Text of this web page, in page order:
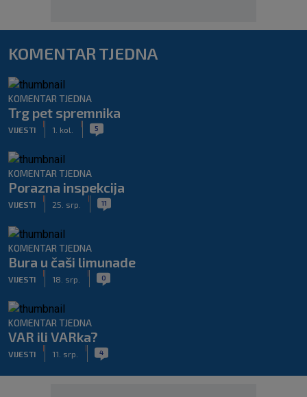
KOMENTAR TJEDNA
KOMENTAR TJEDNA
Trg pet spremnika
VIJESTI 1. kol. 5
KOMENTAR TJEDNA
Porazna inspekcija
VIJESTI 25. srp. 11
KOMENTAR TJEDNA
Bura u čaši limunade
VIJESTI 18. srp. 0
KOMENTAR TJEDNA
VAR ili VARka?
VIJESTI 11. srp. 4